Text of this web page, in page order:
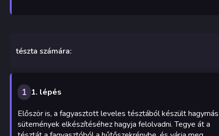
tészta számára:
1 1. lépés
Először is, a fagyasztott leveles tésztából készült hagymás
sütemények elkészítéséhez hagyja felolvadni. Tegye át a